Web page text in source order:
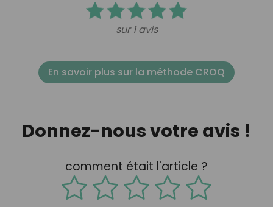
sur 1 avis
En savoir plus sur la méthode CROQ
Donnez-nous votre avis !
comment était l'article ?